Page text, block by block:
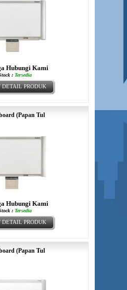
Hubungi Kami
: Tersedia
DETAIL PRODUK
(Papan Tul
Hubungi Kami
: Tersedia
DETAIL PRODUK
(Papan Tul